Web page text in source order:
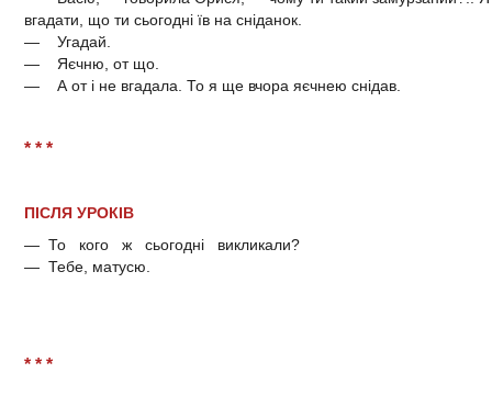
вгадати, що ти сьогодні їв на сніданок.
— Угадай.
— Яєчню, от що.
— А от і не вгадала. То я ще вчора яєчнею снідав.
* * *
ПІСЛЯ УРОКІВ
— То кого ж сьогодні викликали?
— Тебе, матусю.
* * *